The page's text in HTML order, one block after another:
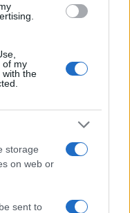
of my
with the
storage
on web or
sent to
in modo efficace